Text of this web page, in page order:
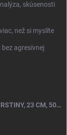
skúsenosti
než si myslíte
agresívnej
KRUHOVÝ DVOJDIELNY TANIER Z CUKROVEJ TRSTINY, 23 CM, 50 KS.